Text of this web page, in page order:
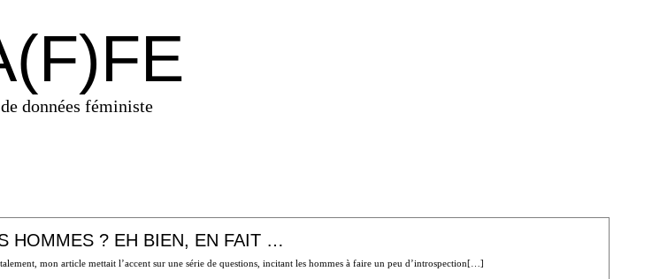
données féministe
HOMMES ? EH BIEN, EN FAIT …
mon article mettait l’accent sur une série de questions, incitant les hommes à faire un peu d’introspection[…]